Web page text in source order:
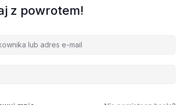
z powrotem!